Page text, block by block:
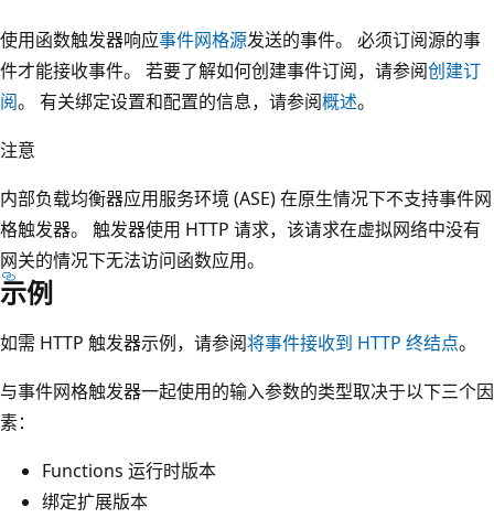
使用函数触发器响应事件网格源发送的事件。 必须订阅源的事
件才能接收事件。 若要了解如何创建事件订阅，请参阅创建订
阅。 有关绑定设置和配置的信息，请参阅概述。
注意
内部负载均衡器应用服务环境 (ASE) 在原生情况下不支持事件网
格触发器。 触发器使用 HTTP 请求，该请求在虚拟网络中没有
网关的情况下无法访问函数应用。
示例
如需 HTTP 触发器示例，请参阅将事件接收到 HTTP 终结点。
与事件网格触发器一起使用的输入参数的类型取决于以下三个因
素：
Functions 运行时版本
绑定扩展版本